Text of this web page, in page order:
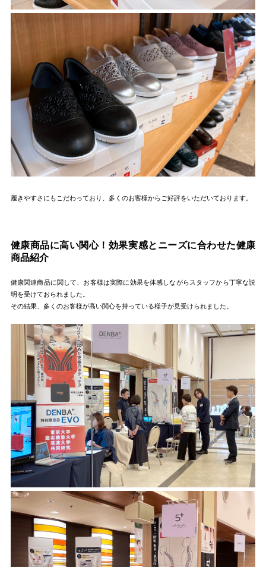
履きやすさにもこだわっており、多くのお客様からご好評をいただいております。
健康商品に高い関心！効果実感とニーズに合わせた健康
商品紹介
健康関連商品に関して、お客様は実際に効果を体感しながらスタッフから丁寧な説
明を受けておられました。
その結果、多くのお客様が高い関心を持っている様子が見受けられました。